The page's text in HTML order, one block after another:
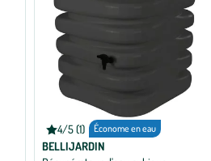
4/5 (1)
Note
moyenne
de
Économe en eau
BELLIJARDIN